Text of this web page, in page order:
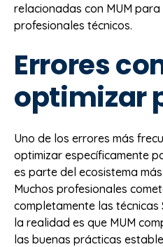
relacionadas con MUM
profesionales técnicos.
Errores
optimizar
Uno de los errores más
optimizar específicamente
es parte del ecosistema
Muchos profesionales
completamente las técnicas
la realidad es que MUM
las buenas prácticas